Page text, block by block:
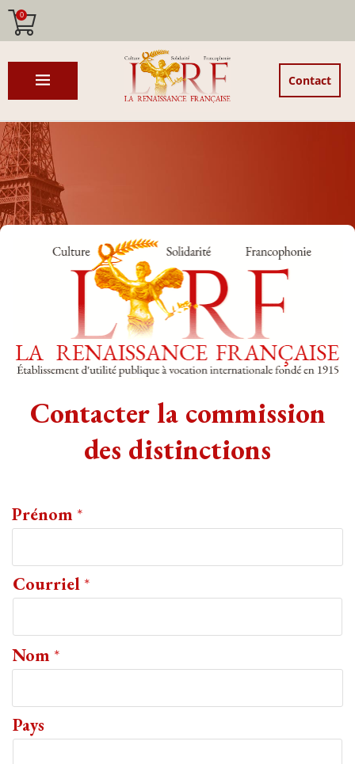
0
Contact
Contacter la commission
des distinctions
Prénom *
Courriel*
Nom *
Pays